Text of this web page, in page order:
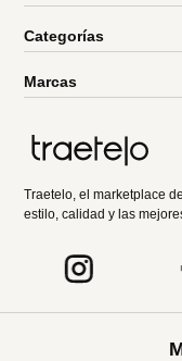
Categorías
Marcas
Traetelo, el marketplace
estilo, calidad y las